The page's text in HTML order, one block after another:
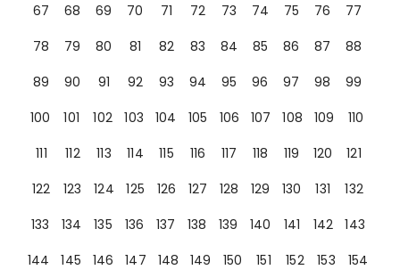
67
68 69 70 71 72 73 74 75 76
77
78
79 80 81 82 83 84 85 86 87
88
89
90 91 92 93 94 95 96 97 98
99
100
101 102 103 104 105 106 107 108 109
110
111
112 113 114 115 116 117 118 119 120
121
122
123 124 125 126 127 128 129 130 131
132
133
134 135 136 137 138 139 140 141 142
143
144
145 146 147 148 149 150 151 152 153
154